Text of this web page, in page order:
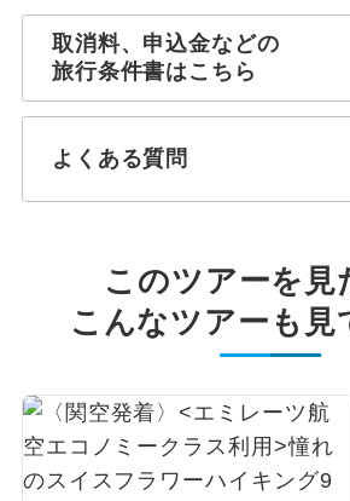
取消料、申込金などの
旅行条件書はこちら
よくある質問
このツアーを見
こんなツアーも見